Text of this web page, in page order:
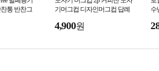
통 반찬그
기머그컵 디자인머그컵 답례
촉물 머그컵세트
4,900원
수
례